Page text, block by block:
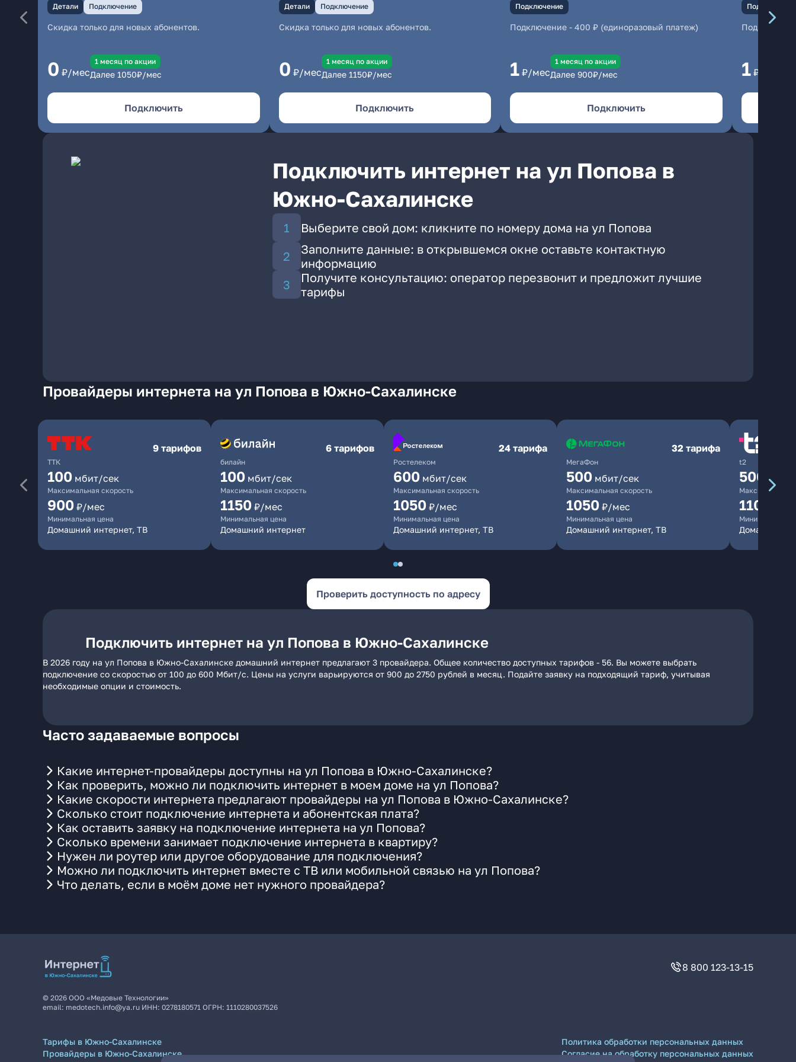
Детали Подключение
Скидка только для новых абонентов.
0 ₽/мес
1 месяц по акции
Далее 1050₽/мес
Подключить
Детали Подключение
Скидка только для новых абонентов.
0 ₽/мес
1 месяц по акции
Далее 1150₽/мес
Подключить
Подключение
Подключение - 400 ₽ (единоразовый платеж)
1 ₽/мес
1 месяц по акции
Далее 900₽/мес
Подключить
Подключение
1 ₽/мес
Подключить интернет на ул Попова в
Южно-Сахалинске
Выберите свой дом: кликните по номеру дома на ул Попова
Заполните данные: в открывшемся окне оставьте контактную
информацию
Получите консультацию: оператор перезвонит и предложит лучшие
тарифы
Провайдеры интернета на ул Попова в Южно-Сахалинске
ТТК
9 тарифов
100 мбит/сек
Максимальная скорость
900 ₽/мес
Минимальная цена
Домашний интернет, ТВ
билайн
6 тарифов
100 мбит/сек
Максимальная скорость
1150 ₽/мес
Минимальная цена
Домашний интернет
Ростелеком
24 тарифа
600 мбит/сек
Максимальная скорость
1050 ₽/мес
Минимальная цена
Домашний интернет, ТВ
МегаФон
32 тарифа
500 мбит/сек
Максимальная скорость
1050 ₽/мес
Минимальная цена
Домашний интернет, ТВ
t2
500
Максимальная
1100
Минимальная
Домашний
Проверить доступность по адресу
Подключить интернет на ул Попова в Южно-Сахалинске
В 2026 году на ул Попова в Южно-Сахалинске домашний интернет предлагают 3 провайдера. Общее количество доступных тарифов - 56. Вы можете выбрать
подключение со скоростью от 100 до 600 Мбит/с. Цены на услуги варьируются от 900 до 2750 рублей в месяц. Подайте заявку на подходящий тариф, учитывая
необходимые опции и стоимость.
Часто задаваемые вопросы
Какие интернет-провайдеры доступны на ул Попова в Южно-Сахалинске?
Как проверить, можно ли подключить интернет в моем доме на ул Попова?
Какие скорости интернета предлагают провайдеры на ул Попова в Южно-Сахалинске?
Сколько стоит подключение интернета и абонентская плата?
Как оставить заявку на подключение интернета на ул Попова?
Сколько времени занимает подключение интернета в квартиру?
Нужен ли роутер или другое оборудование для подключения?
Можно ли подключить интернет вместе с ТВ или мобильной связью на ул Попова?
Что делать, если в моём доме нет нужного провайдера?
8 800 123-13-15
© 2026 ООО «Медовые Технологии»
email: medotech.info@ya.ru ИНН: 0278180571 ОГРН: 1110280037526
Тарифы в Южно-Сахалинске
Провайдеры в Южно-Сахалинске
Политика обработки персональных данных
Согласие на обработку персональных данных